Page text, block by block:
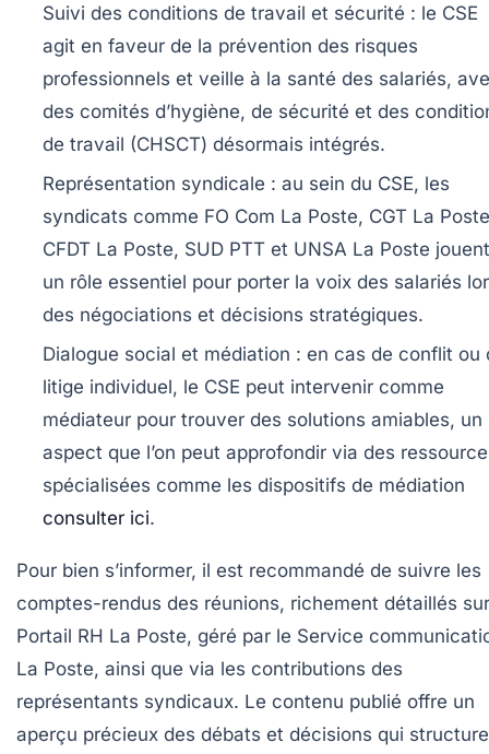
Suivi des conditions de travail et sécurité : le CSE
agit en faveur de la prévention des risques
professionnels et veille à la santé des salariés,
des comités d’hygiène, de sécurité et des
de travail (CHSCT) désormais intégrés.
Représentation syndicale : au sein du CSE, les
syndicats comme FO Com La Poste, CGT La
CFDT La Poste, SUD PTT et UNSA La Poste jouent
un rôle essentiel pour porter la voix des salariés
des négociations et décisions stratégiques.
Dialogue social et médiation : en cas de conflit ou
litige individuel, le CSE peut intervenir comme
médiateur pour trouver des solutions amiables, un
aspect que l’on peut approfondir via des
spécialisées comme les dispositifs de médiation
consulter ici.
Pour bien s’informer, il est recommandé de suivre les
comptes-rendus des réunions, richement détaillés
Portail RH La Poste, géré par le Service
La Poste, ainsi que via les contributions des
représentants syndicaux. Le contenu publié offre un
aperçu précieux des débats et décisions qui